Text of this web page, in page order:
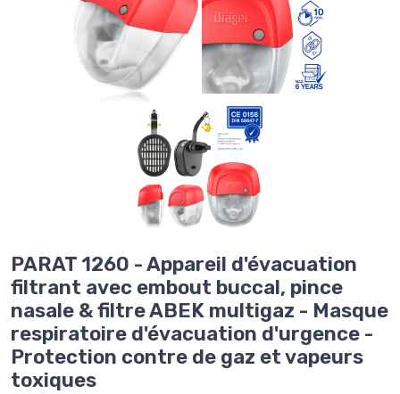
PARAT 1260 - Appareil d'évacuation
filtrant avec embout buccal, pince
nasale & filtre ABEK multigaz - Masque
respiratoire d'évacuation d'urgence -
Protection contre de gaz et vapeurs
toxiques